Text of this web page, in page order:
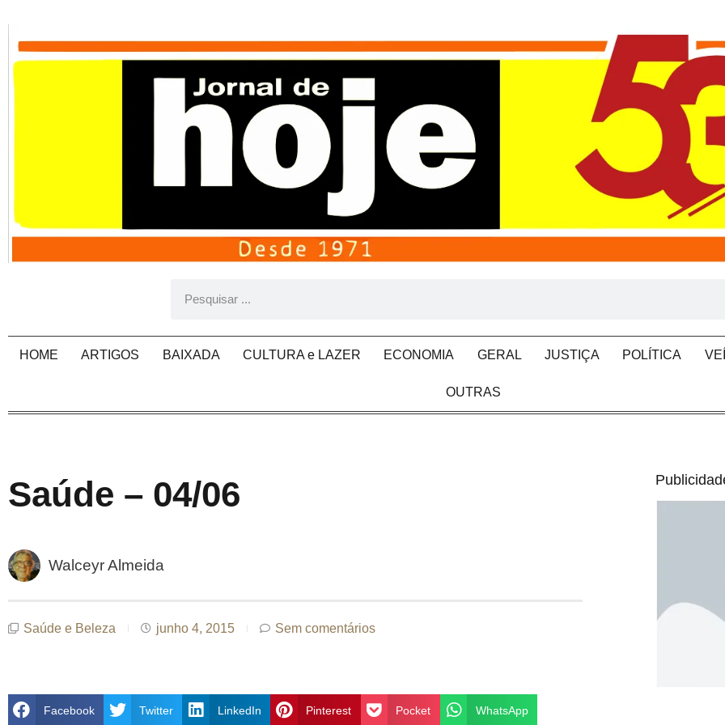
HOME ARTIGOS BAIXADA CULTURA e LAZER ECONOMIA GERAL JUSTIÇA POLÍTICA
OUTRAS
Saúde – 04/06
Walceyr Almeida
Saúde e Beleza junho 4, 2015 Sem comentários
Facebook Twitter LinkedIn Pinterest Pocket WhatsApp